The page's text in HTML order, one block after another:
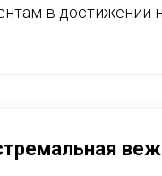
в достижении